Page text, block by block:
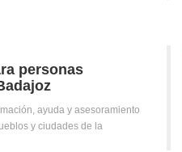
personas
ayuda y asesoramiento
y ciudades de la